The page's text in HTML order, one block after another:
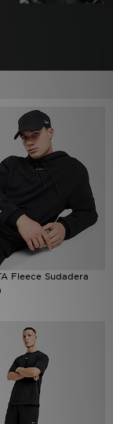
Fleece Sudadera